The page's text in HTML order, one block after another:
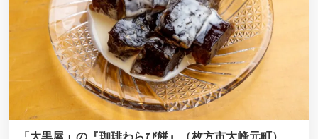
「大黒屋」の『珈琲わらび餅』（枚方市大峰元町）